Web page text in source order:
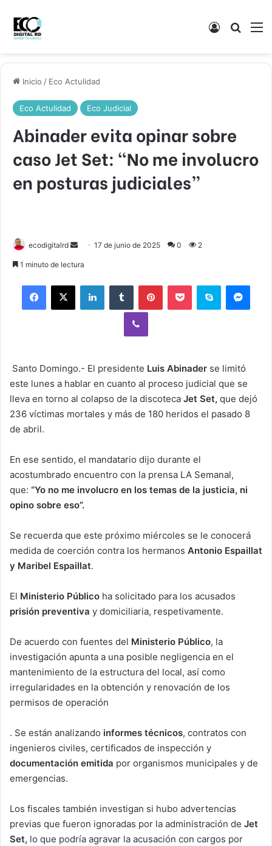
Acceso
Inicio / Eco Actulidad
Eco Actulidad Eco Judicial
Abinader evita opinar sobre
caso Jet Set: “No me involucro
en posturas judiciales”
ecodigitalrd
Send17 de junio de 2025 0 2
1 minuto de lectura
Facebook
X LinkedInTumblr PinterestPocket Skype
Viber
Santo Domingo.- El presidente Luis Abinader se limitó
este lunes a hablar en cuanto al proceso judicial que se
lleva en torno al colapso de la discoteca Jet Set, que dejó
236 víctimas mortales y más de 180 heridos el pasado 8
de abril.
En ese sentido, el mandatario dijo durante el
acostumbrado encuentro con la prensa LA Semanal,
que: “Yo no me involucro en los temas de la justicia, ni
opino sobre eso”.
Se recuerda que este próximo miércoles se le conocerá
medida de coerción contra los hermanos Antonio Espaillat
y Maribel Espaillat.
El Ministerio Público ha solicitado para los acusados
prisión preventiva y domiciliaria, respetivamente.
De acuerdo con fuentes del Ministerio Público, la
investigación apunta a una posible negligencia en el
mantenimiento de la estructura del local, así como
irregularidades en la obtención y renovación de los
permisos de operación
. Se están analizando informes técnicos, contratos con
ingenieros civiles, certificados de inspección y
documentación emitida por organismos municipales y de
emergencias.
Los fiscales también investigan si hubo advertencias
previas que fueron ignoradas por la administración de Jet
Set, lo que podría agravar la acusación con cargos por